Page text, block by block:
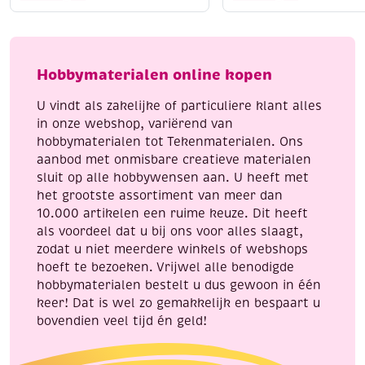
voor behoud van vorm
professionele en luxe uitstraling.
10x50
pastel
aantal
50
okergeel
Hobbymaterialen online kopen
U vindt als zakelijke of particuliere klant alles
in onze webshop, variërend van
hobbymaterialen tot Tekenmaterialen. Ons
aanbod met onmisbare creatieve materialen
sluit op alle hobbywensen aan. U heeft met
het grootste assortiment van meer dan
10.000 artikelen een ruime keuze. Dit heeft
als voordeel dat u bij ons voor alles slaagt,
zodat u niet meerdere winkels of webshops
hoeft te bezoeken. Vrijwel alle benodigde
hobbymaterialen bestelt u dus gewoon in één
keer! Dat is wel zo gemakkelijk en bespaart u
bovendien veel tijd én geld!